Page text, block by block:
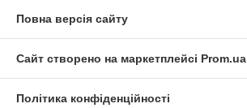
Повна версія сайту
Сайт створено на маркетплейсі Prom.ua
Політика конфіденційності